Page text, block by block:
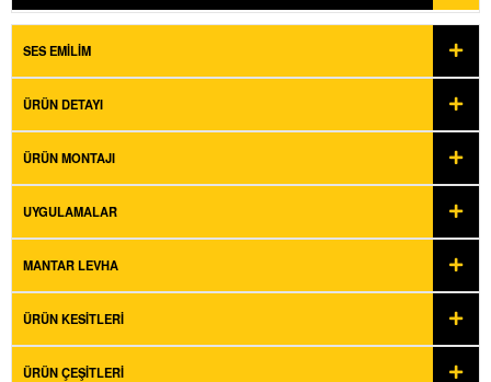
SES EMILIM
ÜRÜN DETAYI
ÜRÜN MONTAJI
UYGULAMALAR
MANTAR LEVHA
ÜRÜN KESITLERI
ÜRÜN ÇEŞITLERI